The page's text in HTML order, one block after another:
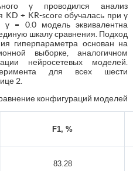
γ проводился анализ
KD + KR-score обучалась при γ
= 0.0 модель эквивалентна
шкалу сравнения. Подход
гиперпараметра основан на
выборке, аналогичном
нейросетевых моделей.
для всех шести
2.
конфигураций моделей
F1, %
83.28